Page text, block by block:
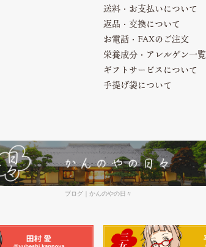
送料・お支払いについて
返品・交換について
お電話・FAXのご注文
栄養成分・アレルゲン一覧
ギフトサービスについて
手提げ袋について
ブログ｜かんのやの日々